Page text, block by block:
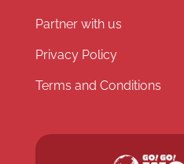
Partner with us
Privacy Policy
Terms and Conditions